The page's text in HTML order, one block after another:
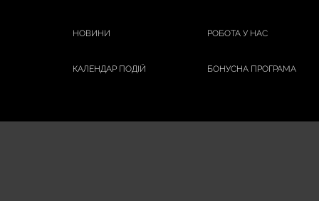
НОВИНИ РОБОТА У НАС
КАЛЕНДАР ПОДІЙ БОНУСНА ПРОГРАМА